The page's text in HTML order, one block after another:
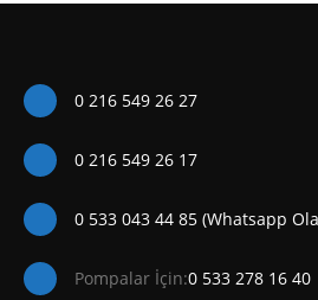
0 216 549 26 27
0 216 549 26 17
0 533 043 44 85 (Whatsapp
Pompalar İçin:0 533 278 16 40